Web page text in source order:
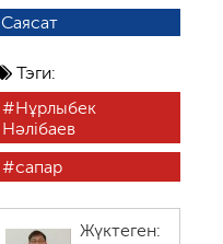
Саясат
Тэги:
Нұрлыбек
Нәлібаев
сапар
Жүктеген: